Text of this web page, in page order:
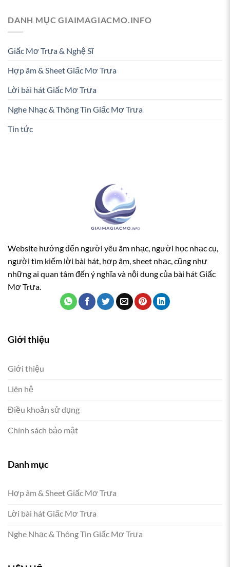
DANH MỤC GIAIMAGIACMO.INFO
Giấc Mơ Trưa & Nghệ Sĩ
Hợp âm & Sheet Giấc Mơ Trưa
Lời bài hát Giấc Mơ Trưa
Nghe Nhạc & Thông Tin Giấc Mơ Trưa
Tin tức
Website hướng đến người yêu âm nhạc, người học nhạc cụ,
người tìm kiếm lời bài hát, hợp âm, sheet nhạc, cũng như
những ai quan tâm đến ý nghĩa và nội dung của bài hát Giấc
Mơ Trưa.
Giới thiệu
Giới thiệu
Liên hệ
Điều khoản sử dụng
Chính sách bảo mật
Danh mục
Hợp âm & Sheet Giấc Mơ Trưa
Lời bài hát Giấc Mơ Trưa
Nghe Nhạc & Thông Tin Giấc Mơ Trưa